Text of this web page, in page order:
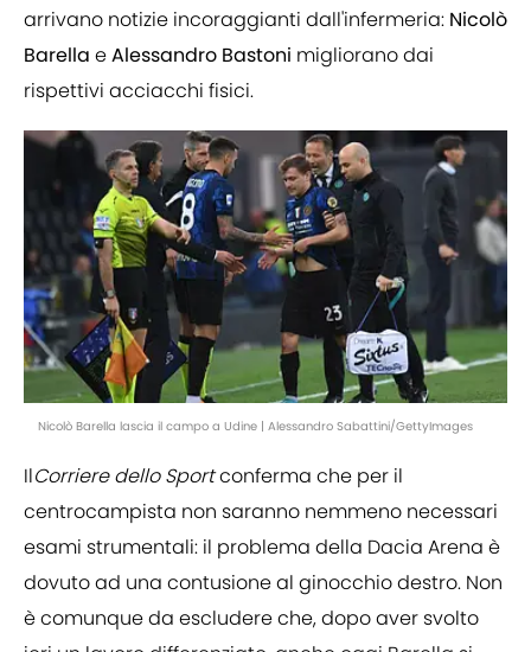
arrivano notizie incoraggianti dall'infermeria: Nicolò
Barella eAlessandro Bastoni migliorano dai
rispettivi acciacchi fisici.
Nicolò Barella lascia il campo a Udine | Alessandro Sabattini/GettyImages
IlCorriere dello Sportconferma che per il
centrocampista non saranno nemmeno necessari
esami strumentali: il problema della Dacia Arena è
dovuto ad una contusione al ginocchio destro. Non
è comunque da escludere che, dopo aver svolto